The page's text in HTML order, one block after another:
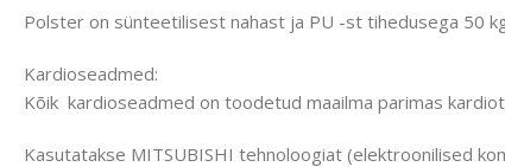
Polster on sünteetilisest nahast ja PU -st tihedusega 50
Kardioseadmed:
Kõik kardioseadmed on toodetud maailma parimas
Kasutatakse MITSUBISHI tehnoloogiat (elektroonilised